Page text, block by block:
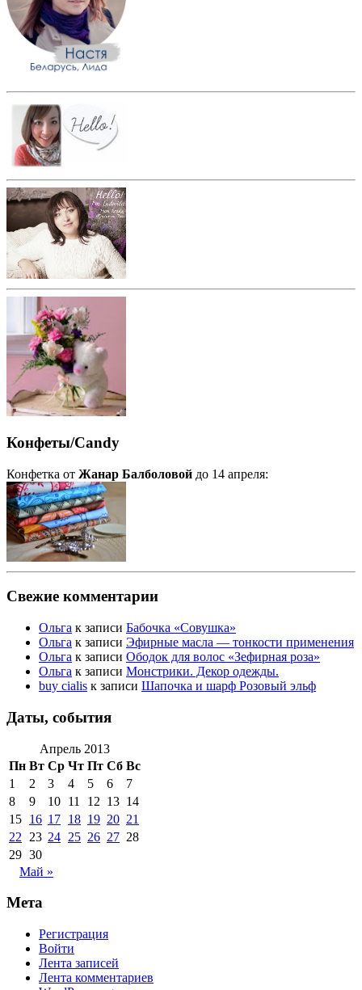
Конфеты/Candy
Конфетка от Жанар Балболовой до 14 апреля:
Свежие комментарии
Ольга к записи Бабочка «Совушка»
Ольга к записи Эфирные масла — тонкости применения
Ольга к записи Ободок для волос «Зефирная роза»
Ольга к записи Монстрики. Декор одежды.
buy cialis к записи Шапочка и шарф Розовый эльф
Даты, события
Апрель 2013
Пн Вт Ср Чт Пт Сб Вс
1
2 3 4 5 6
7
8
9 10 11 12 13 14
15 16 17 18 19 20 21
22
23 24 25 26 27 28
29 30
Май »
Мета
Регистрация
Войти
Лента записей
Лента комментариев